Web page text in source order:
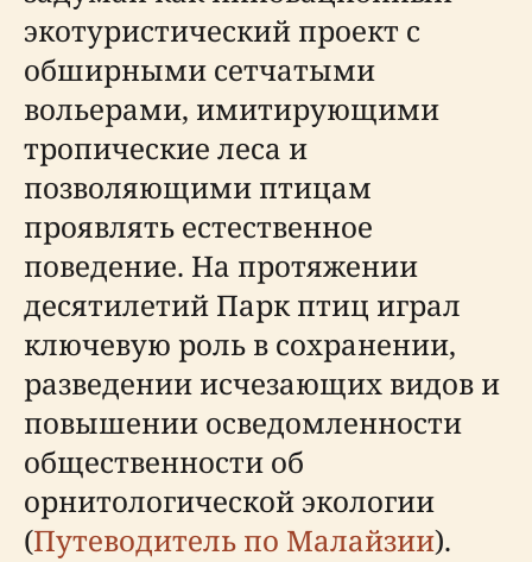
экотуристический проект с
обширными сетчатыми
вольерами, имитирующими
тропические леса и
позволяющими птицам
проявлять естественное
поведение. На протяжении
десятилетий Парк птиц играл
ключевую роль в сохранении,
разведении исчезающих видов и
повышении осведомленности
общественности об
орнитологической экологии
(Путеводитель по Малайзии).